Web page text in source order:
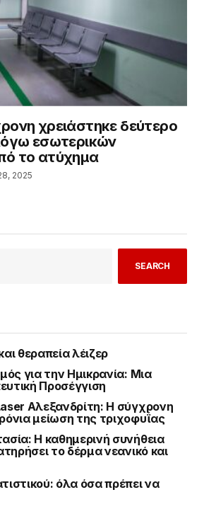
χρειάστηκε δεύτερο
εσωτερικών
το ατύχημα
2025
SEARCH
θεραπεία λέιζερ
για την Ημικρανία: Μια
Προσέγγιση
Αλεξανδρίτη: Η σύγχρονη
μείωση της τριχοφυΐας
Η καθημερινή συνήθεια
το δέρμα νεανικό και
όλα όσα πρέπει να